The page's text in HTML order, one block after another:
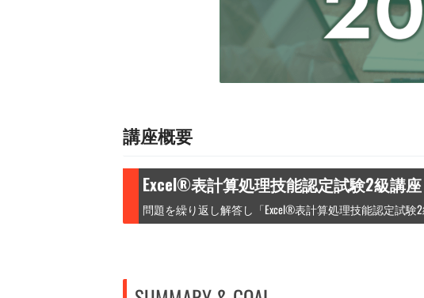
講座概要
Excel®表計算処理技能認定試験2級講座
問題を繰り返し解答し「Excel®表計算処理技能認定試験